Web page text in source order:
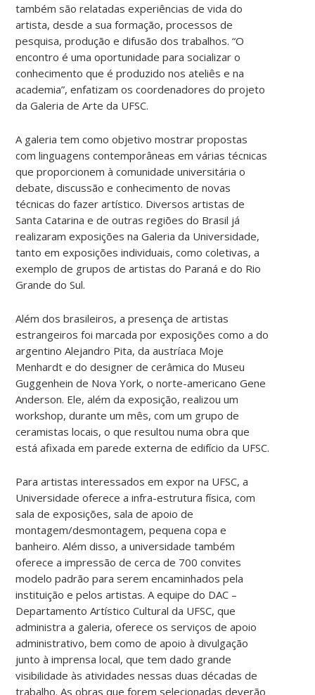
também são relatadas experiências de vida do
artista, desde a sua formação, processos de
pesquisa, produção e difusão dos trabalhos. “O
encontro é uma oportunidade para socializar o
conhecimento que é produzido nos ateliês e na
academia”, enfatizam os coordenadores do projeto
da Galeria de Arte da UFSC.
A galeria tem como objetivo mostrar propostas
com linguagens contemporâneas em várias técnicas
que proporcionem à comunidade universitária o
debate, discussão e conhecimento de novas
técnicas do fazer artístico. Diversos artistas de
Santa Catarina e de outras regiões do Brasil já
realizaram exposições na Galeria da Universidade,
tanto em exposições individuais, como coletivas, a
exemplo de grupos de artistas do Paraná e do Rio
Grande do Sul.
Além dos brasileiros, a presença de artistas
estrangeiros foi marcada por exposições como a do
argentino Alejandro Pita, da austríaca Moje
Menhardt e do designer de cerâmica do Museu
Guggenhein de Nova York, o norte-americano Gene
Anderson. Ele, além da exposição, realizou um
workshop, durante um mês, com um grupo de
ceramistas locais, o que resultou numa obra que
está afixada em parede externa de edifício da UFSC.
Para artistas interessados em expor na UFSC, a
Universidade oferece a infra-estrutura física, com
sala de exposições, sala de apoio de
montagem/desmontagem, pequena copa e
banheiro. Além disso, a universidade também
oferece a impressão de cerca de 700 convites
modelo padrão para serem encaminhados pela
instituição e pelos artistas. A equipe do DAC –
Departamento Artístico Cultural da UFSC, que
administra a galeria, oferece os serviços de apoio
administrativo, bem como de apoio à divulgação
junto à imprensa local, que tem dado grande
visibilidade às atividades nessas duas décadas de
trabalho. As obras que forem selecionadas deverão